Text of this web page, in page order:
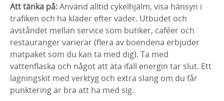
Att tänka på:Använd alltid cykelhjälm, visa hänsyn i
trafiken och ha kläder efter väder. Utbudet och
avståndet mellan service som butiker, caféer och
restauranger varierar (flera av boendena erbjuder
matpaket som du kan ta med dig). Ta med
vattenflaska och något att äta ifall energin tar slut. Ett
lagningskit med verktyg och extra slang om du får
punktering är bra att ha med sig.